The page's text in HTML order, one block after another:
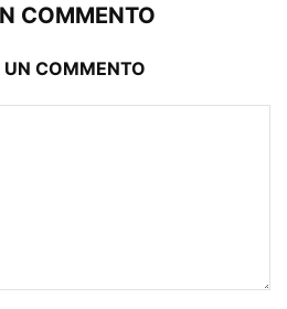
COMMENTO
UN COMMENTO